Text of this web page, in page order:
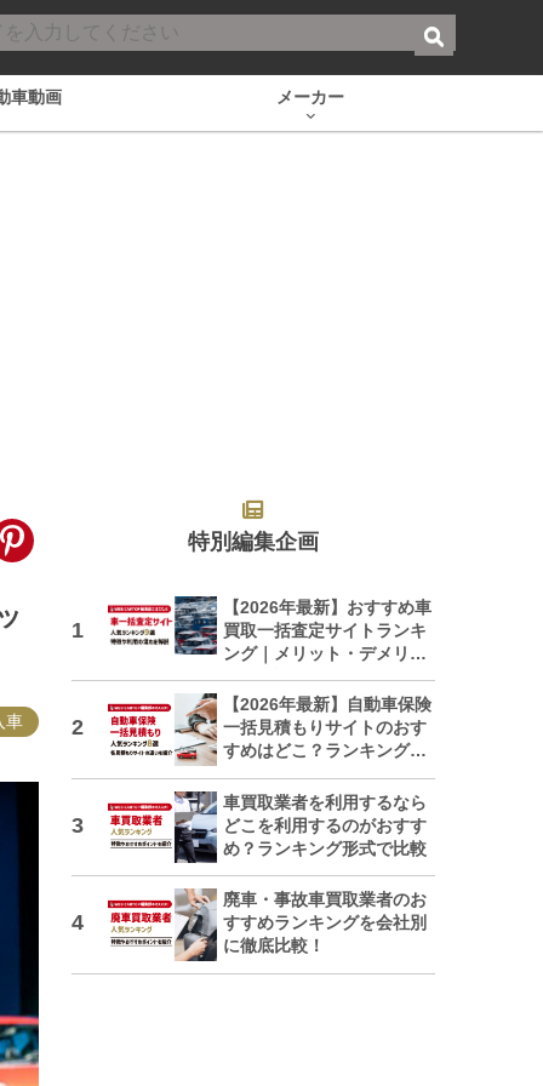
車動画 メーカー
車
特別編集企画
【2026年最新】おすすめ車
買取一括査定サイトランキ
ング｜メリット・デメリッ
トも解説
【2026年最新】自動車保険
一括見積もりサイトのおす
すめはどこ？ランキングで
車買取業者を利用するなら
どこを利用するのがおすす
め？ランキング形式で比較
廃車・事故車買取業者のお
すすめランキングを会社別
に徹底比較！